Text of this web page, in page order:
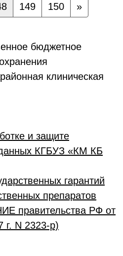
149 150 »
бюджетное
клиническая
и защите
КГБУЗ «КМ КБ
гарантий
препаратов
правительства РФ от
г. N 2323-р)